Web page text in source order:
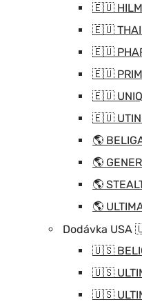
🇪🇺
🇪🇺
🇪🇺
🇪🇺
🇪🇺
🇪🇺
🌎
🌎
🌎
🌎
Dodávka
🇺🇸
🇺🇸
🇺🇸